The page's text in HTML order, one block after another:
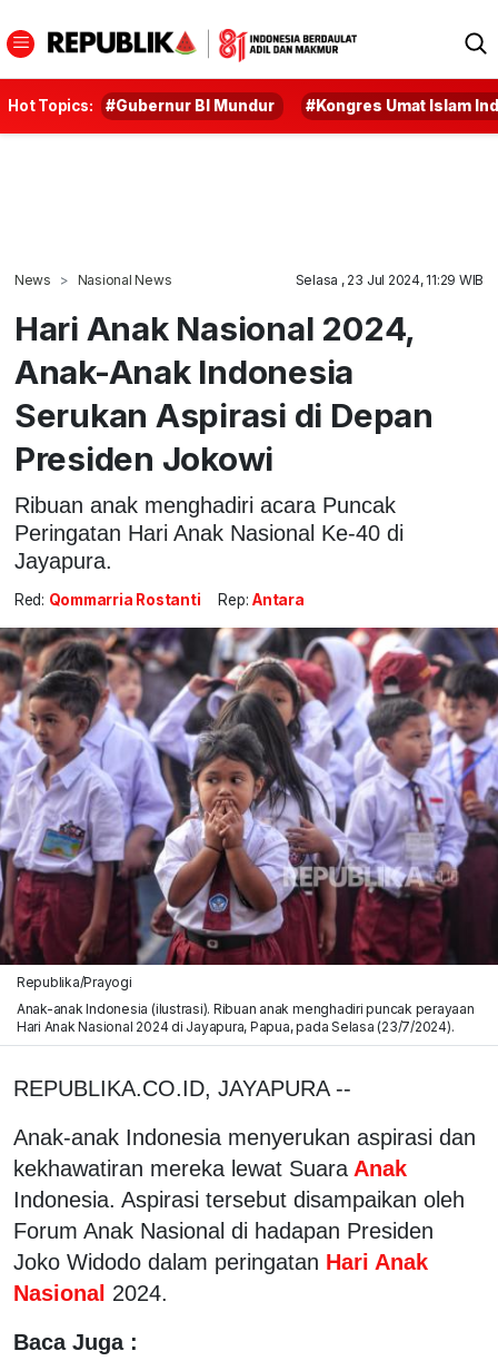
Hot Topics: #Gubernur BI Mundur #Kongres Umat Islam
News Nasional News Selasa , 23 Jul 2024, 11:29 WIB
Hari Anak Nasional 2024,
Anak-Anak Indonesia
Serukan Aspirasi di Depan
Presiden Jokowi
Ribuan anak menghadiri acara Puncak
Peringatan Hari Anak Nasional Ke-40 di
Jayapura.
Red: Qommarria Rostanti Rep: Antara
Republika/Prayogi
Anak-anak Indonesia (ilustrasi). Ribuan anak menghadiri puncak perayaan
Hari Anak Nasional 2024 di Jayapura, Papua, pada Selasa (23/7/2024).
REPUBLIKA.CO.ID, JAYAPURA --
Anak-anak Indonesia menyerukan aspirasi dan
kekhawatiran mereka lewat Suara Anak
Indonesia. Aspirasi tersebut disampaikan oleh
Forum Anak Nasional di hadapan Presiden
Joko Widodo dalam peringatan Hari Anak
Nasional 2024.
Baca Juga :